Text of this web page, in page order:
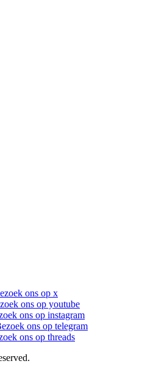
ons op x
ons op youtube
ons op instagram
ons op telegram
ons op threads